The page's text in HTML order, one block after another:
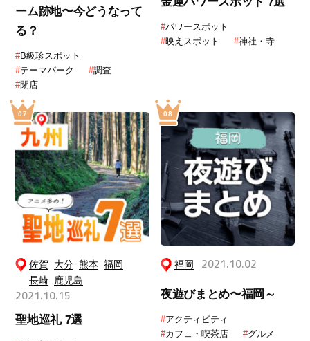
ーム跡地〜今どうなって
る？
#B級珍スポット
#テーマパーク #調査
#閉店
#パワースポット
#映えスポット #神社・寺
佐賀 大分 熊本 福岡
長崎 鹿児島
2021.10.15
聖地巡礼 7選
福岡 2021.10.02
夜遊びまとめ〜福岡～
#アクティビティ
#カフェ・喫茶店 #グルメ